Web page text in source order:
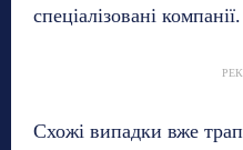
спеціалізовані компанії.
Схожі випадки вже